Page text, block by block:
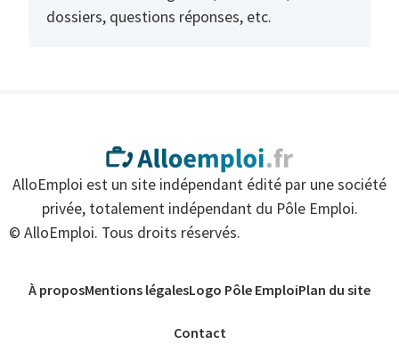
dossiers, questions réponses, etc.
AlloEmploi est un site indépendant édité par une société
privée, totalement indépendant du Pôle Emploi.
© AlloEmploi. Tous droits réservés.
À proposMentions légalesLogo Pôle EmploiPlan du site
Contact